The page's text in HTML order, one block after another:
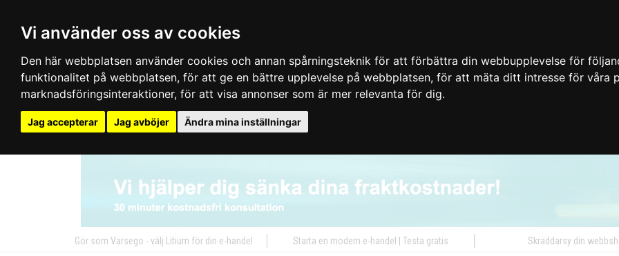
Vi använder oss av cookies
Den här webbplatsen använder cookies och annan spårningsteknik för att förbättra din webbupplevelse för
funktionalitet på webbplatsen, för att ge en bättre upplevelse på webbplatsen, för att mäta ditt intresse för våra
marknadsföringsinteraktioner, för att visa annonser som är mer relevanta för dig.
Jag accepterar Jag avböjer Ändra mina inställningar
Gör som Varsego - välj Litium för din e-handel Starta en modern e-handel | Testa gratis Skräddarsy din